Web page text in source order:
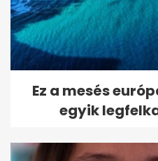
Ez a mesés
egyik